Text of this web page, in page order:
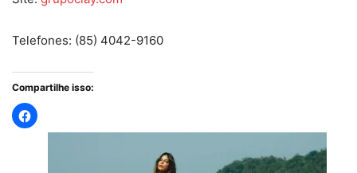
Telefones: (85) 4042-9160
Compartilhe isso: